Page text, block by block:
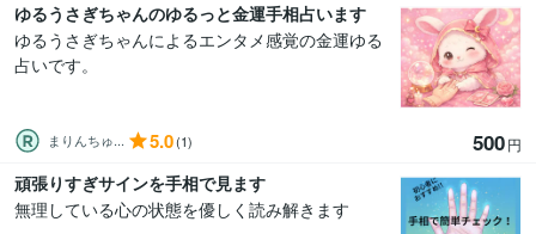
ゆるうさぎちゃんのゆるっと金運手相占います
ゆるうさぎちゃんによるエンタメ感覚の金運ゆる
占いです。
まりんちゅ... 5.0(1) 500円
頑張りすぎサインを手相で見ます
無理している心の状態を優しく読み解きます